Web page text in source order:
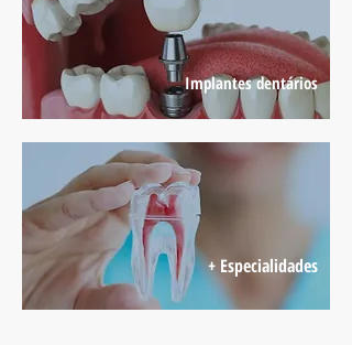
Implantes dentários
+ Especialidades